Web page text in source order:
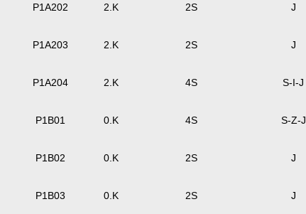
P1A202 2.K 2S J
P1A203 2.K 2S J
P1A204 2.K 4S S-I-J
P1B01 0.K 4S S-Z-J
P1B02 0.K 2S J
P1B03 0.K 2S J